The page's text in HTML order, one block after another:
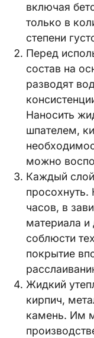
включая
только в
степени
Перед
состав на
разводят
Наносить
шпателем,
можно
Каждый
просохнуть.
часов, в
материала и
соблюсти
покрытие
Жидкий
кирпич,
камень. Им